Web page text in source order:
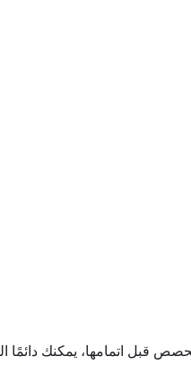
قبل اتمامها، يمكنك دائمًا